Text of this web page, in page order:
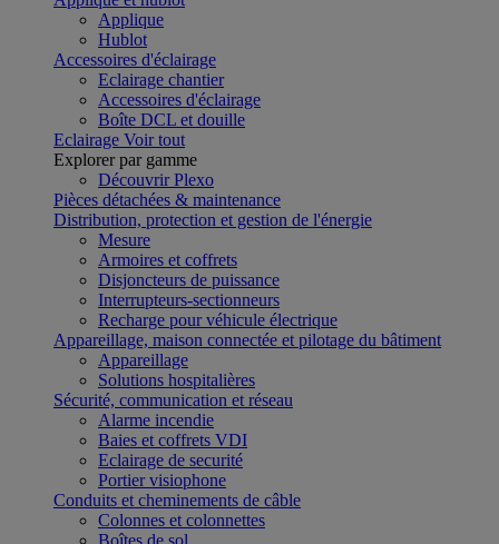
Applique
Hublot
Accessoires d'éclairage
Eclairage chantier
Accessoires d'éclairage
Boîte DCL et douille
Eclairage Voir tout
Explorer par gamme
Découvrir Plexo
Pièces détachées & maintenance
Distribution, protection et gestion de l'énergie
Mesure
Armoires et coffrets
Disjoncteurs de puissance
Interrupteurs-sectionneurs
Recharge pour véhicule électrique
Appareillage, maison connectée et pilotage du bâtiment
Appareillage
Solutions hospitalières
Sécurité, communication et réseau
Alarme incendie
Baies et coffrets VDI
Eclairage de securité
Portier visiophone
Conduits et cheminements de câble
Colonnes et colonnettes
Boîtes de sol